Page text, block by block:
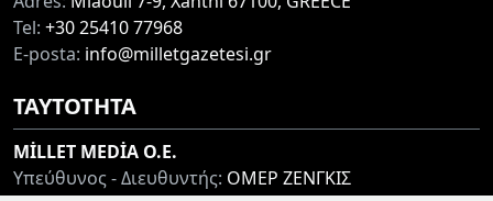
Tel: +30 25410 77968
E-posta: info@milletgazetesi.gr
ΤΑΥΤΟΤΗΤΑ
MİLLET MEDİA O.E.
Υπεύθυνος - Διευθυντής: ΟΜΕΡ ΖΕΝΓΚΙΣ